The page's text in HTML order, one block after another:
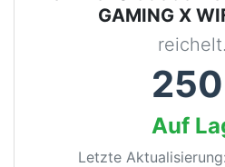
GAMING X
250
Auf
Letzte